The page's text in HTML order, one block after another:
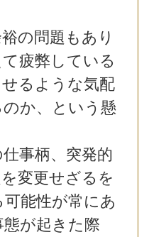
の問題もあり
疲弊している
るような気配
か、という懸
事柄、突発的
変更せざるを
能性が常にあ
が起きた際